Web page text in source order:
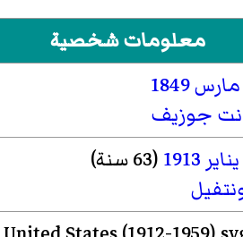
معلومات شخصية
1849
جوزيف
1913 (63 سنة)